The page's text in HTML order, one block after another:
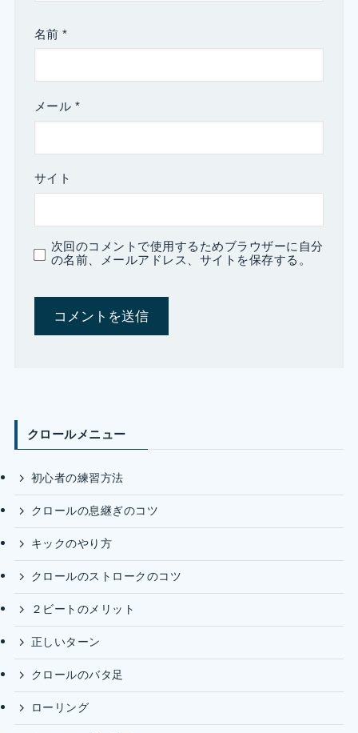
名前*
メール *
サイト
次回のコメントで使用するためブラウザーに自分
の名前、メールアドレス、サイトを保存する。
クロールメニュー
初心者の練習方法
クロールの息継ぎのコツ
キックのやり方
クロールのストロークのコツ
２ビートのメリット
正しいターン
クロールのバタ足
ローリング